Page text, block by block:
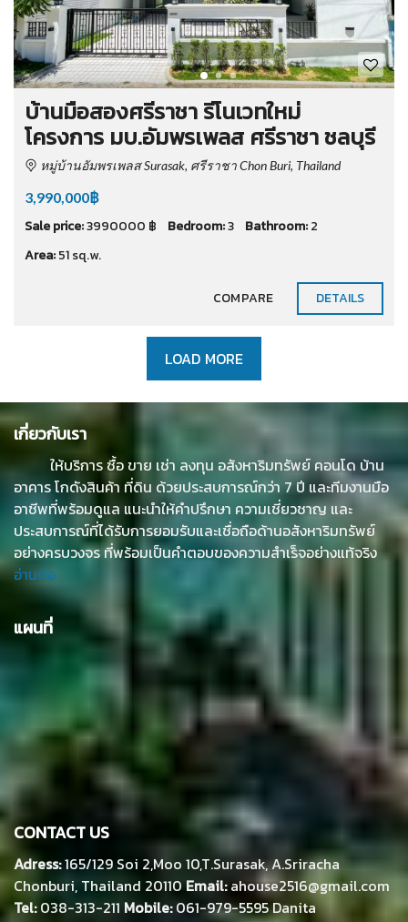
บ้านมือสองศรีราชา รีโนเวทใหม่
โครงการ มบ.อัมพรเพลส ศรีราชา ชลบุรี
หมู่บ้านอัมพรเพลส Surasak, ศรีราชา Chon Buri, Thailand
3,990,000฿
Sale price:3990000 ฿ Bedroom:3 Bathroom:2
Area:51 sq.w.
COMPARE DETAILS
LOAD MORE
เกี่ยวกับเรา
ให้บริการ ซื้อ ขาย เช่า ลงทุน อสังหาริมทรัพย์ คอนโด บ้าน
อาคาร โกดังสินค้า ที่ดิน ด้วยประสบการณ์กว่า 7 ปี และทีมงานมือ
อาชีพที่พร้อมดูแล แนะนำให้คำปรึกษา ความเชี่ยวชาญ และ
ประสบการณ์ที่ได้รับการยอมรับและเชื่อถือด้านอสังหาริมทรัพย์
อย่างครบวงจร ที่พร้อมเป็นคำตอบของความสำเร็จอย่างแท้จริง
อ่านต่อ
แผนที่
CONTACT US
Adress:165/129 Soi 2,Moo 10,T.Surasak, A.Sriracha
Chonburi, Thailand 20110Email:ahouse2516@gmail.com
Tel:038-313-211 Mobile:061-979-5595 Danita